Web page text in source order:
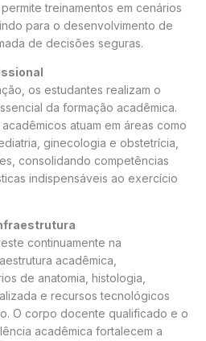
treinamentos em cenários
para o desenvolvimento de
de decisões seguras.
os estudantes realizam o
da formação acadêmica.
atuam em áreas como
ginecologia e obstetrícia,
consolidando competências
indispensáveis ao exercício
continuamente na
acadêmica,
de anatomia, histologia,
e recursos tecnológicos
O corpo docente qualificado e o
acadêmica fortalecem a